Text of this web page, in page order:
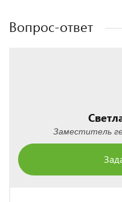
Вопрос-ответ
Заместитель